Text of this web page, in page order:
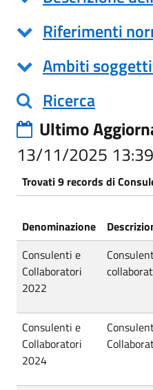
Riferimenti
Ambiti
Ricerca
Ultimo
13/11/2025
Trovati 9 records di
Denominazione
Consulenti e
Collaboratori
2022
Consulenti e
Collaboratori
2024